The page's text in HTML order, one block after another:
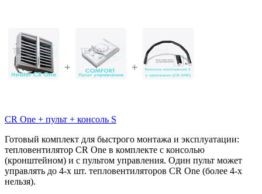
CR One + пульт + консоль S
Готовый комплект для быстрого монтажа и эксплуатации:
тепловентилятор CR One в комплекте с консолью
(кронштейном) и с пультом управления. Один пульт может
управлять до 4-х шт. тепловентиляторов CR One (более 4-х
нельзя).